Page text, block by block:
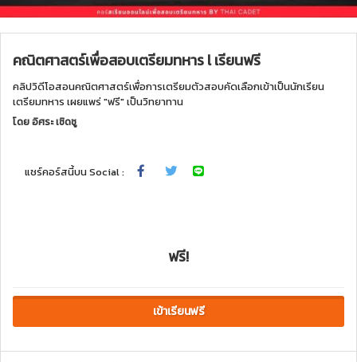
คณิตศาสตร์เพื่อสอบเตรียมทหาร l เรียนฟรี
คลิปวิดีโอสอนคณิตศาสตร์เพื่อการเตรียมตัวสอบคัดเลือกเข้าเป็นนักเรียน
เตรียมทหาร เผยแพร่ "ฟรี" เป็นวิทยาทาน
โดยอิศระ เชิดชู
แชร์คอร์สนี้บน Social :
ฟรี!
เข้าเรียนฟรี